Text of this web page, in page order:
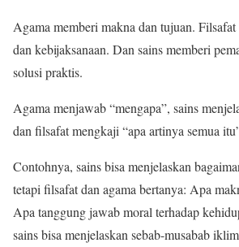
Agama memberi makna dan tujuan.
dan kebijaksanaan. Dan sains memberi
solusi praktis.
Agama menjawab “mengapa”, sains
dan filsafat mengkaji “apa artinya semua
Contohnya, sains bisa menjelaskan
tetapi filsafat dan agama bertanya: Apa
Apa tanggung jawab moral terhadap
sains bisa menjelaskan sebab-musabab